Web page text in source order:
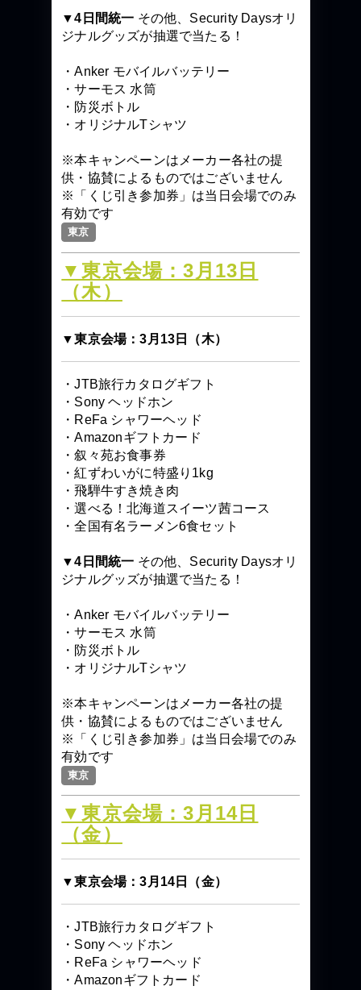
▼4日間統一 その他、Security Daysオリ
ジナルグッズが抽選で当たる！
・Anker モバイルバッテリー
・サーモス 水筒
・防災ボトル
・オリジナルTシャツ
※本キャンペーンはメーカー各社の提
供・協賛によるものではございません
※「くじ引き参加券」は当日会場でのみ
有効です
東京
▼東京会場：3月13日
（木）
▼東京会場：3月13日（木）
・JTB旅行カタログギフト
・Sony ヘッドホン
・ReFa シャワーヘッド
・Amazonギフトカード
・叙々苑お食事券
・紅ずわいがに特盛り1kg
・飛騨牛すき焼き肉
・選べる！北海道スイーツ茜コース
・全国有名ラーメン6食セット
▼4日間統一 その他、Security Daysオリ
ジナルグッズが抽選で当たる！
・Anker モバイルバッテリー
・サーモス 水筒
・防災ボトル
・オリジナルTシャツ
※本キャンペーンはメーカー各社の提
供・協賛によるものではございません
※「くじ引き参加券」は当日会場でのみ
有効です
東京
▼東京会場：3月14日
（金）
▼東京会場：3月14日（金）
・JTB旅行カタログギフト
・Sony ヘッドホン
・ReFa シャワーヘッド
・Amazonギフトカード